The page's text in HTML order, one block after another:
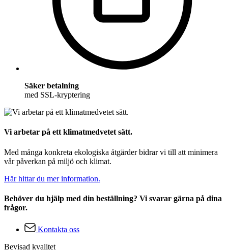
Säker betalning
med SSL-kryptering
Vi arbetar på ett klimatmedvetet sätt.
Med många konkreta ekologiska åtgärder bidrar vi till att minimera
vår påverkan på miljö och klimat.
Här hittar du mer information.
Behöver du hjälp med din beställning? Vi svarar gärna på dina
frågor.
Kontakta oss
Bevisad kvalitet